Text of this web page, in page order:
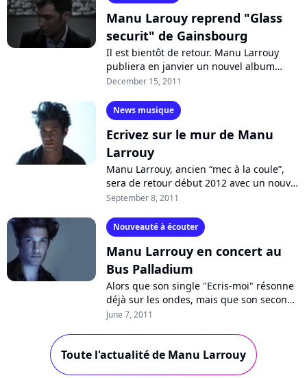
Manu Larouy reprend "Glass
securit" de Gainsbourg
Il est bientôt de retour. Manu Larrouy
publiera en janvier un nouvel album
intitulé "Des mots doux, des mots durs".
December 15, 2011
News musique
Ecrivez sur le mur de Manu
Larrouy
Manu Larrouy, ancien “mec à la coule”,
sera de retour début 2012 avec un nouvel
album qui en surprendra plus d’un. Fort
September 8, 2011
Nouveauté à écouter
Manu Larrouy en concert au
Bus Palladium
Alors que son single "Ecris-moi" résonne
déjà sur les ondes, mais que son second
et nouvel album "Des mots doux, des
June 7, 2011
Toute l'actualité de Manu Larrouy